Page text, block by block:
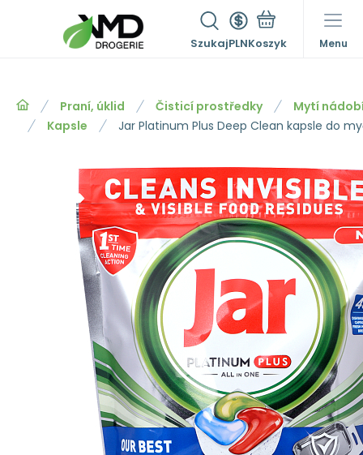
SzukajPLN Menu
Praní, úklid Čisticí prostředky
Mytí
Kapsle
Jar Platinum Plus Deep Clean kapsle do